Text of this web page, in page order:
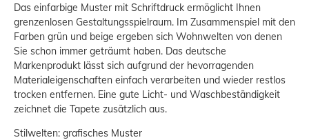
Das einfarbige Muster mit Schriftdruck ermöglicht Ihnen
grenzenlosen Gestaltungsspielraum. Im Zusammenspiel mit den
Farben grün und beige ergeben sich Wohnwelten von denen
Sie schon immer geträumt haben. Das deutsche
Markenprodukt lässt sich aufgrund der hevorragenden
Materialeigenschaften einfach verarbeiten und wieder restlos
trocken entfernen. Eine gute Licht- und Waschbeständigkeit
zeichnet die Tapete zusätzlich aus.
Stilwelten: grafisches Muster